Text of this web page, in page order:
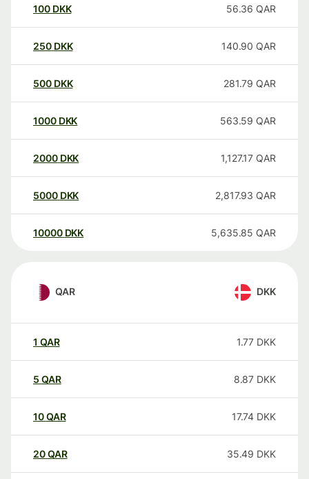
100 DKK 56.36 QAR
250 DKK 140.90 QAR
500 DKK 281.79 QAR
1000 DKK 563.59 QAR
2000 DKK 1,127.17 QAR
5000 DKK 2,817.93 QAR
10000 DKK 5,635.85 QAR
QAR DKK
1 QAR 1.77 DKK
5 QAR 8.87 DKK
10QAR 17.74 DKK
20QAR 35.49 DKK